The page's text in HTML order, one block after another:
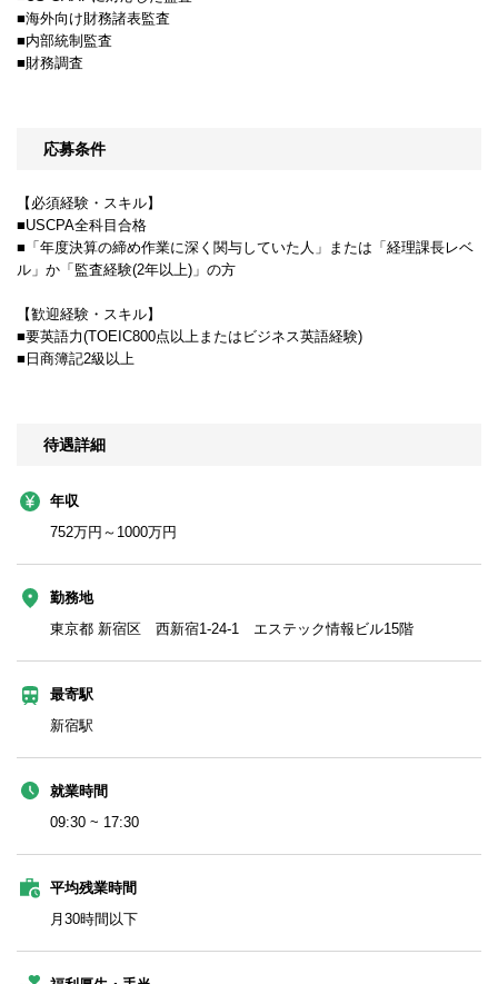
■海外向け財務諸表監査
■内部統制監査
■財務調査
応募条件
【必須経験・スキル】
■USCPA全科目合格
■「年度決算の締め作業に深く関与していた人」または「経理課長レベ
ル」か「監査経験(2年以上)」の方
【歓迎経験・スキル】
■要英語力(TOEIC800点以上またはビジネス英語経験)
■日商簿記2級以上
待遇詳細
年収
752万円～1000万円
勤務地
東京都 新宿区 西新宿1-24-1 エステック情報ビル15階
最寄駅
新宿駅
就業時間
09:30 ~ 17:30
平均残業時間
月30時間以下